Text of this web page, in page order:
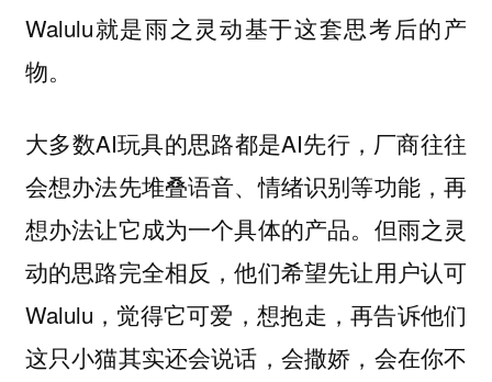
Walulu就是雨之灵动基于这套思考后的产
物。
大多数AI玩具的思路都是AI先行，厂商往往
会想办法先堆叠语音、情绪识别等功能，再
想办法让它成为一个具体的产品。但雨之灵
动的思路完全相反，他们希望先让用户认可
Walulu，觉得它可爱，想抱走，再告诉他们
这只小猫其实还会说话，会撒娇，会在你不